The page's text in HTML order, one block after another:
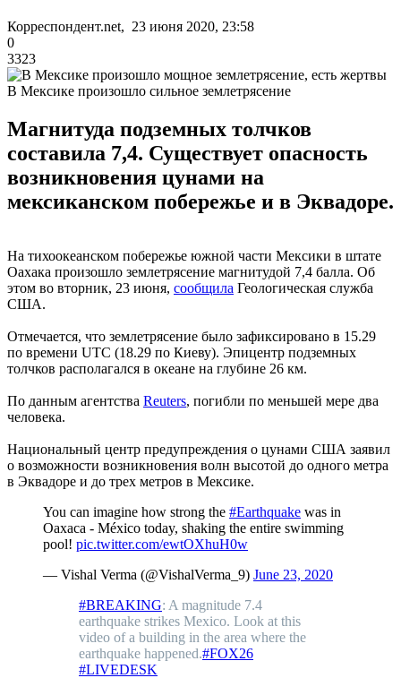
Корреспондент.net, 23 июня 2020, 23:58
0
3323
В Мексике произошло сильное землетрясение
Магнитуда подземных толчков
составила 7,4. Существует опасность
возникновения цунами на
мексиканском побережье и в Эквадоре.
На тихоокеанском побережье южной части Мексики в штате
Оахака произошло землетрясение магнитудой 7,4 балла. Об
этом во вторник, 23 июня, сообщила Геологическая служба
США.
Отмечается, что землетрясение было зафиксировано в 15.29
по времени UTC (18.29 по Киеву). Эпицентр подземных
толчков располагался в океане на глубине 26 км.
По данным агентства Reuters, погибли по меньшей мере два
человека.
Национальный центр предупреждения о цунами США заявил
о возможности возникновения волн высотой до одного метра
в Эквадоре и до трех метров в Мексике.
You can imagine how strong the #Earthquake was in
Oaxaca - México today, shaking the entire swimming
pool! pic.twitter.com/ewtOXhuH0w
— Vishal Verma (@VishalVerma_9) June 23, 2020
#BREAKING: A magnitude 7.4
earthquake strikes Mexico. Look at this
video of a building in the area where the
earthquake happened.#FOX26
#LIVEDESK